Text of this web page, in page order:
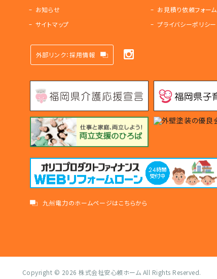
お知らせ
お見積り依頼フォーム
サイトマップ
プライバシーポリシー
外部リンク：採用情報
九州電力のホームページはこちらから
Copyright © 2026 株式会社安心頼ホーム All Rights Reserved.